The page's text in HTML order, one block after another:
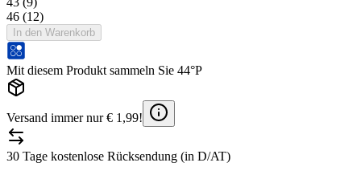
46 (12)
In den Warenkorb
Mit diesem Produkt sammeln Sie 44°P
Versand immer nur € 1,99!
30 Tage kostenlose Rücksendung (in D/AT)